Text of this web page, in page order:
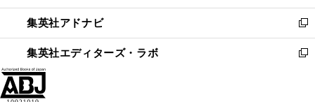
開
く
ウ
で
開
く
ン
ド
ウ
で
ウ
ィ
ン
ド
集英社アドナビ
新
し
い
集英社エディターズ・ラボ
新